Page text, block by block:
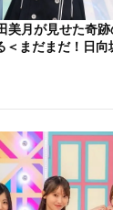
美月が見せた奇
まだまだ！日向